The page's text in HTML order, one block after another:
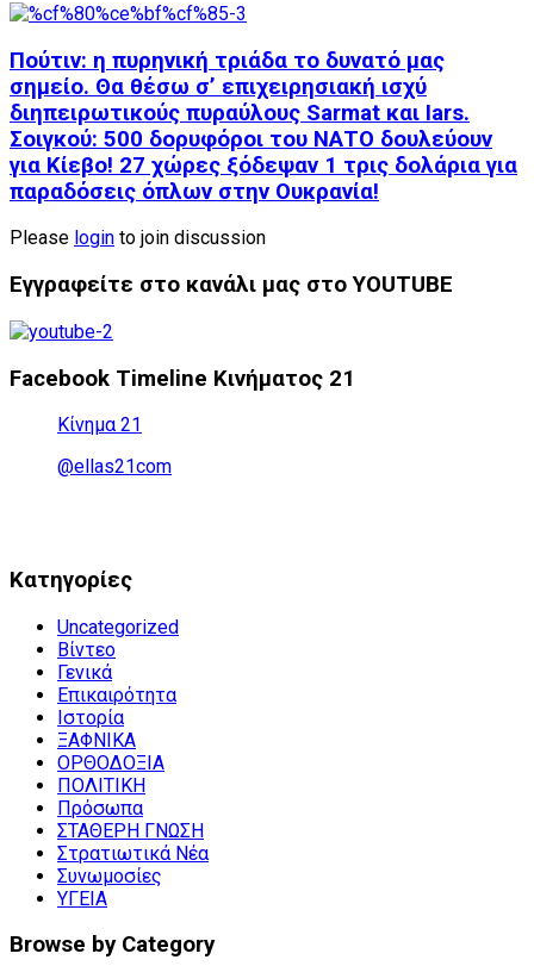
Πούτιν: η πυρηνική τριάδα το δυνατό μας
σημείο. Θα θέσω σ’ επιχειρησιακή ισχύ
διηπειρωτικούς πυραύλους Sarmat και Iars.
Σοιγκού: 500 δορυφόροι του ΝΑΤΟ δουλεύουν
για Κίεβο! 27 χώρες ξόδεψαν 1 τρις δολάρια για
παραδόσεις όπλων στην Ουκρανία!
Please login to join discussion
Εγγραφείτε στο κανάλι μας στο YOUTUBE
Facebook Timeline Κινήματος 21
Κίνημα 21
@ellas21com
Kατηγορίες
Uncategorized
Βίντεο
Γενικά
Επικαιρότητα
Ιστορία
ΞΑΦΝΙΚΑ
ΟΡΘΟΔΟΞΙΑ
ΠΟΛΙΤΙΚΗ
Πρόσωπα
ΣΤΑΘΕΡΗ ΓΝΩΣΗ
Στρατιωτικά Νέα
Συνωμοσίες
ΥΓΕΙΑ
Browse by Category